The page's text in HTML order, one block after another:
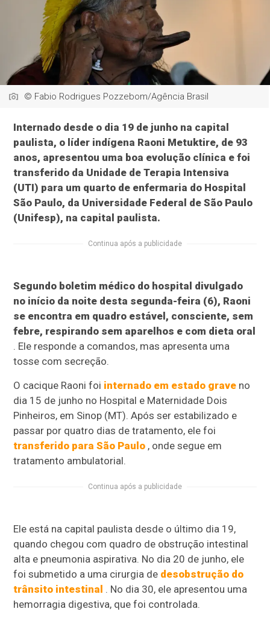
© Fabio Rodrigues Pozzebom/Agência Brasil
Internado desde o dia 19 de junho na capital
paulista, o líder indígena Raoni Metuktire, de 93
anos, apresentou uma boa evolução clínica e foi
transferido da Unidade de Terapia Intensiva
(UTI) para um quarto de enfermaria do Hospital
São Paulo, da Universidade Federal de São Paulo
(Unifesp), na capital paulista.
Continua após a publicidade
Segundo boletim médico do hospital divulgado
no início da noite desta segunda-feira (6), Raoni
se encontra em quadro estável, consciente, sem
febre, respirando sem aparelhos e com dieta oral
. Ele responde a comandos, mas apresenta uma
tosse com secreção.
O cacique Raoni foi internado em estado grave no
dia 15 de junho no Hospital e Maternidade Dois
Pinheiros, em Sinop (MT). Após ser estabilizado e
passar por quatro dias de tratamento, ele foi
transferido para São Paulo , onde segue em
tratamento ambulatorial.
Continua após a publicidade
Ele está na capital paulista desde o último dia 19,
quando chegou com quadro de obstrução intestinal
alta e pneumonia aspirativa. No dia 20 de junho, ele
foi submetido a uma cirurgia de desobstrução do
trânsito intestinal . No dia 30, ele apresentou uma
hemorragia digestiva, que foi controlada.